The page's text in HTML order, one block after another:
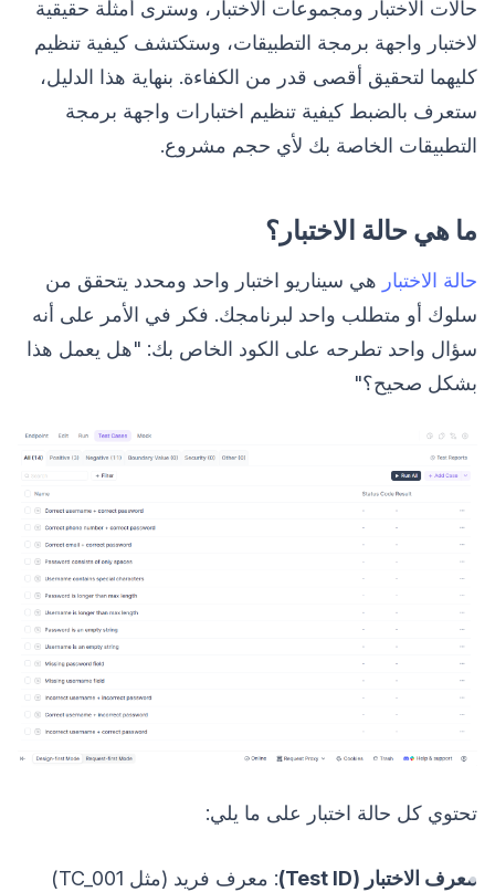
حالات الاختبار ومجموعات الاختبار، وسترى أمثلة حقيقية
لاختبار واجهة برمجة التطبيقات، وستكتشف كيفية تنظيم
كليهما لتحقيق أقصى قدر من الكفاءة. بنهاية هذا الدليل،
ستعرف بالضبط كيفية تنظيم اختبارات واجهة برمجة
التطبيقات الخاصة بك لأي حجم مشروع.
ما هي حالة الاختبار؟
حالة الاختبار هي سيناريو اختبار واحد ومحدد يتحقق من
سلوك أو متطلب واحد لبرنامجك. فكر في الأمر على أنه
سؤال واحد تطرحه على الكود الخاص بك: "هل يعمل هذا
بشكل صحيح؟"
تحتوي كل حالة اختبار على ما يلي:
معرف الاختبار (Test ID) : معرف فريد (مثل TC_001)